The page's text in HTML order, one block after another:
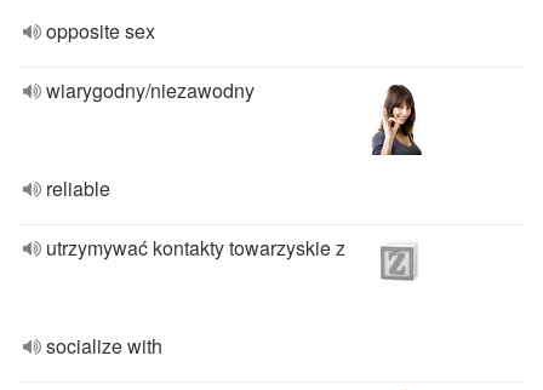
opposite sex
wiarygodny/niezawodny
reliable
utrzymywać kontakty towarzyskie z
socialize with